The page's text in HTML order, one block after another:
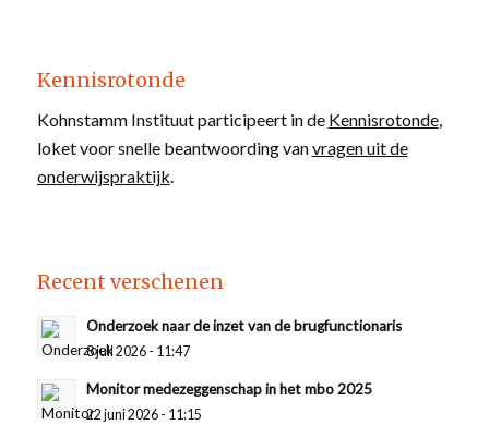
Kennisrotonde
Kohnstamm Instituut participeert in de Kennisrotonde,
loket voor snelle beantwoording vanvragen uit de
onderwijspraktijk.
Recent verschenen
Onderzoek naar de inzet van de brugfunctionaris
8 juli 2026 - 11:47
Monitor medezeggenschap in het mbo 2025
22 juni 2026 - 11:15